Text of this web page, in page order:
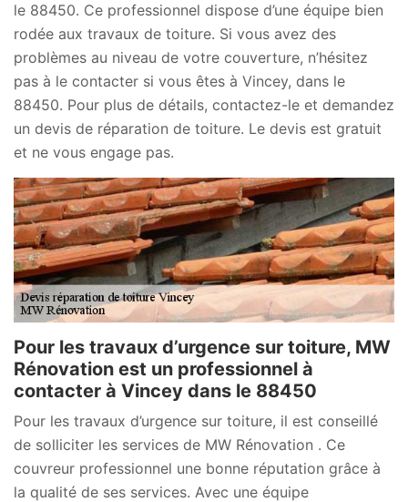
le 88450. Ce professionnel dispose d’une équipe bien
rodée aux travaux de toiture. Si vous avez des
problèmes au niveau de votre couverture, n’hésitez
pas à le contacter si vous êtes à Vincey, dans le
88450. Pour plus de détails, contactez-le et demandez
un devis de réparation de toiture. Le devis est gratuit
et ne vous engage pas.
Pour les travaux d’urgence sur toiture, MW
Rénovation est un professionnel à
contacter à Vincey dans le 88450
Pour les travaux d’urgence sur toiture, il est conseillé
de solliciter les services de MW Rénovation . Ce
couvreur professionnel une bonne réputation grâce à
la qualité de ses services. Avec une équipe